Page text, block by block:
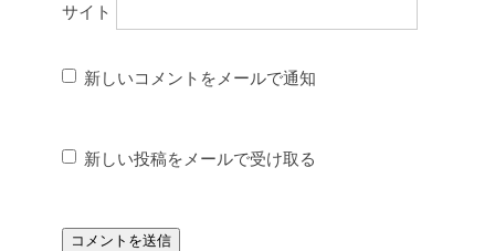
サイト
新しいコメントをメールで通知
新しい投稿をメールで受け取る